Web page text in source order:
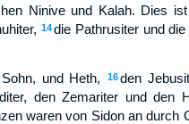
Ninive und Kalah. Dies
14die Pathrusiter und
und Heth, 16den
den Zemariter und den
waren von Sidon an